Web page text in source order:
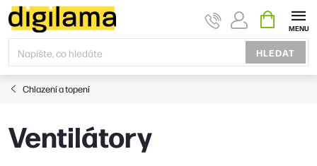
Přejít
na
obsah
HLEDAT
KOŠÍK
Chlazení a topení
Ventilátory